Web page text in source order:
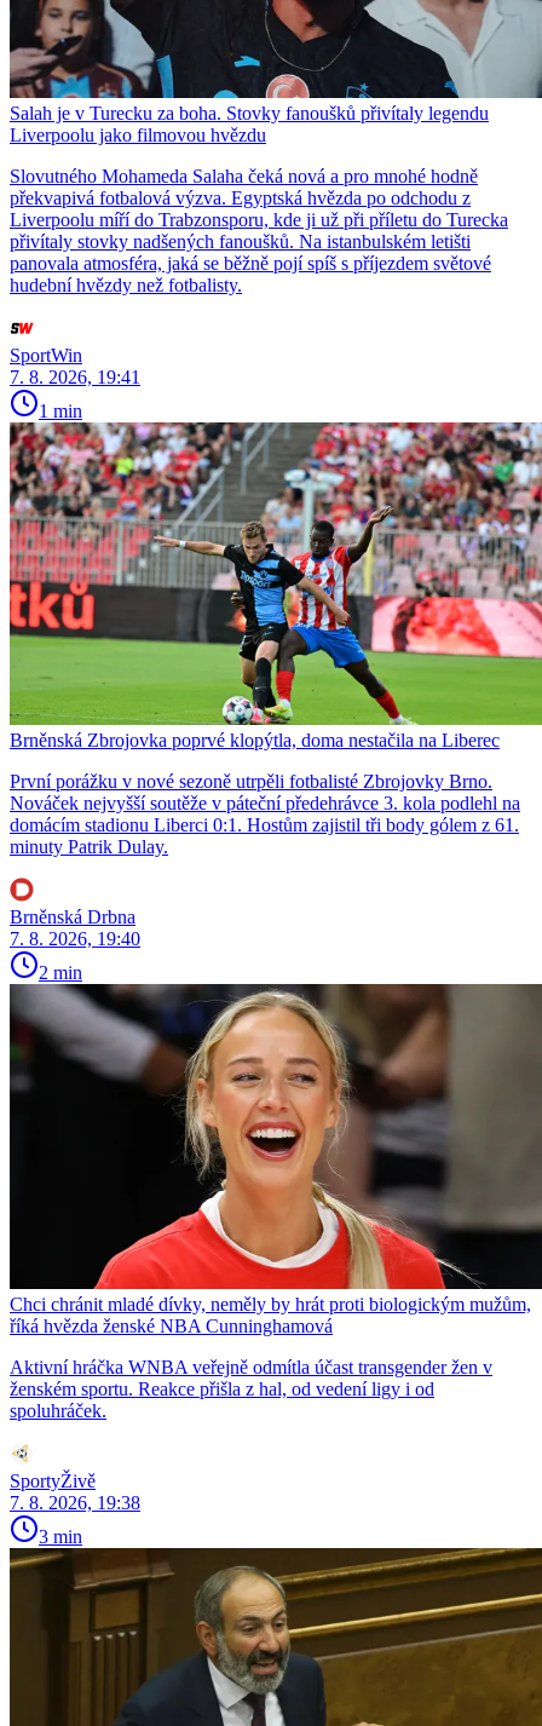
Salah je v Turecku za boha. Stovky fanoušků přivítaly legendu
Liverpoolu jako filmovou hvězdu
Slovutného Mohameda Salaha čeká nová a pro mnohé hodně
překvapivá fotbalová výzva. Egyptská hvězda po odchodu z
Liverpoolu míří do Trabzonsporu, kde ji už při příletu do Turecka
přivítaly stovky nadšených fanoušků. Na istanbulském letišti
panovala atmosféra, jaká se běžně pojí spíš s příjezdem světové
hudební hvězdy než fotbalisty.
SportWin
7. 8. 2026, 19:41
1 min
Brněnská Zbrojovka poprvé klopýtla, doma nestačila na Liberec
První porážku v nové sezoně utrpěli fotbalisté Zbrojovky Brno.
Nováček nejvyšší soutěže v páteční předehrávce 3. kola podlehl na
domácím stadionu Liberci 0:1. Hostům zajistil tři body gólem z 61.
minuty Patrik Dulay.
Brněnská Drbna
7. 8. 2026, 19:40
2 min
Chci chránit mladé dívky, neměly by hrát proti biologickým mužům,
říká hvězda ženské NBA Cunninghamová
Aktivní hráčka WNBA veřejně odmítla účast transgender žen v
ženském sportu. Reakce přišla z hal, od vedení ligy i od
spoluhráček.
SportyŽivě
7. 8. 2026, 19:38
3 min